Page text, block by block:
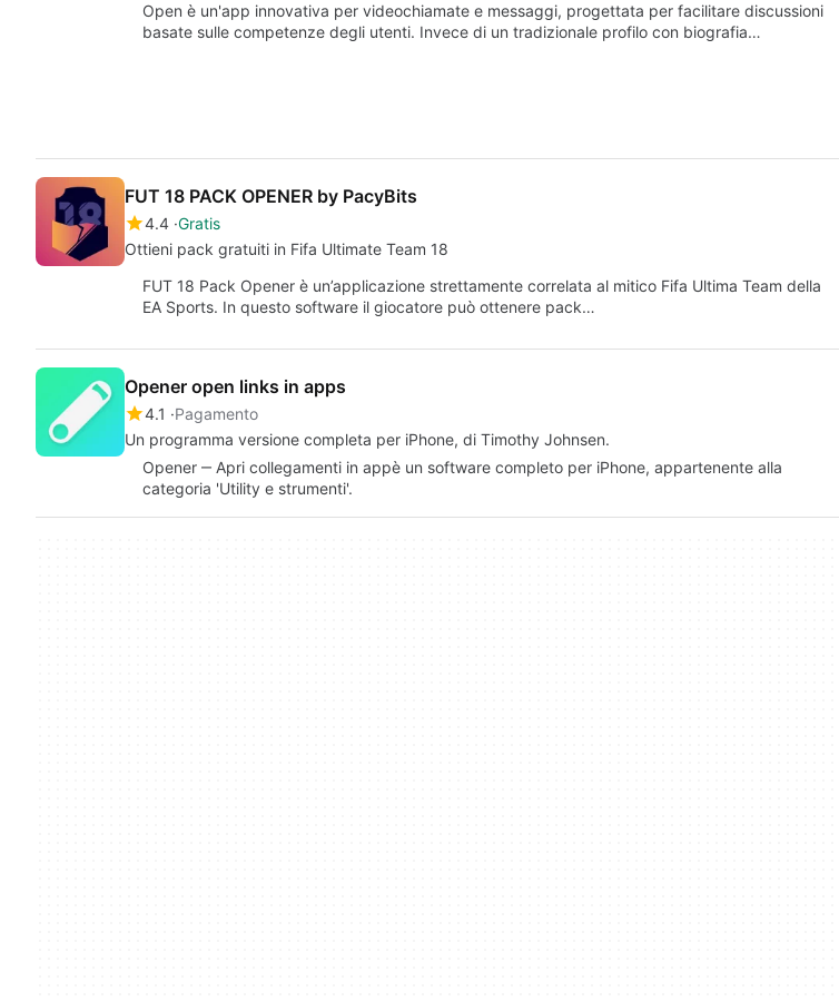
Open è un'app innovativa per videochiamate e messaggi, progettata per facilitare discussioni
basate sulle competenze degli utenti. Invece di un tradizionale profilo con biografia…
FUT 18 PACK OPENER by PacyBits
4.4 Gratis
Ottieni pack gratuiti in Fifa Ultimate Team 18
FUT 18 Pack Opener è un’applicazione strettamente correlata al mitico Fifa Ultima Team della
EA Sports. In questo software il giocatore può ottenere pack…
Opener open links in apps
4.1
Pagamento
Un programma versione completa per iPhone, di Timothy Johnsen.
Opener ‒ Apri collegamenti in appè un software completo per iPhone, appartenente alla
categoria 'Utility e strumenti'.